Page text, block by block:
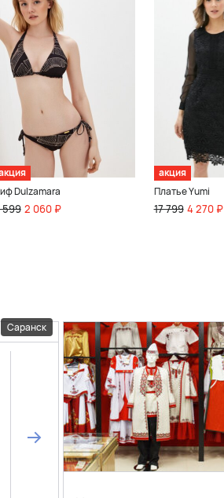
Dulzamara
599 2 060 ₽
акция
Платье Yumi
17 799 4 270 ₽
Саранск